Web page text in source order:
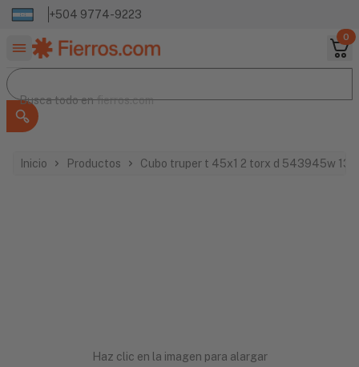
+504 9774-9223
0
Buscar productos
Busca todo en
Busca todo enfierros.com
Inicio Productos Cubo truper t 45x1 2 torx d 543945w
Haz clic en la imagen para alargar